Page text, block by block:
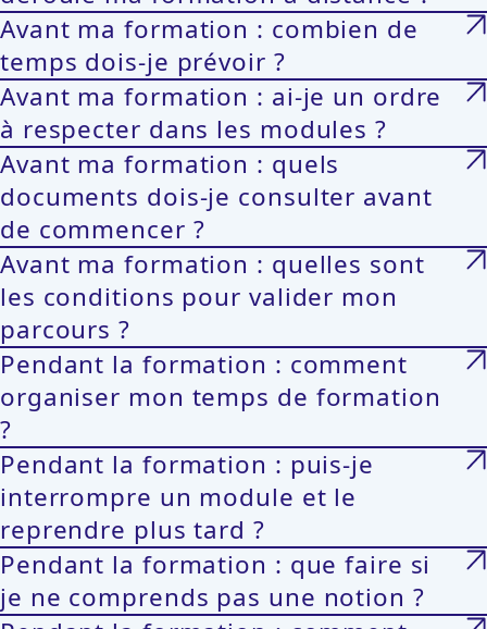
Avant ma formation : combien de
temps dois-je prévoir ?
Avant ma formation : ai-je un ordre
à respecter dans les modules ?
Avant ma formation : quels
documents dois-je consulter avant
de commencer ?
Avant ma formation : quelles sont
les conditions pour valider mon
parcours ?
Pendant la formation : comment
organiser mon temps de formation
?
Pendant la formation : puis-je
interrompre un module et le
reprendre plus tard ?
Pendant la formation : que faire si
je ne comprends pas une notion ?